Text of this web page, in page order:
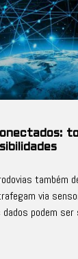
também
via
podem ser